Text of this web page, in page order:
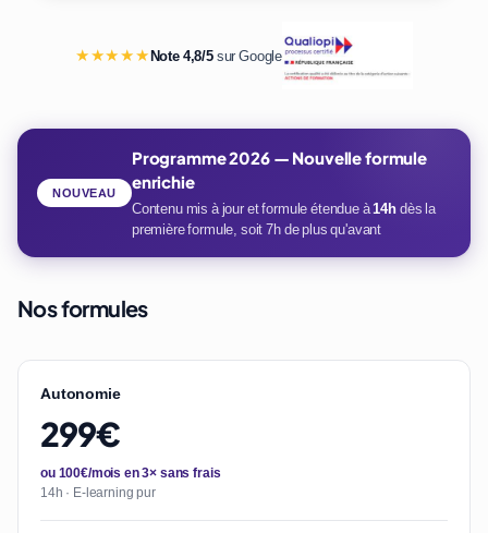
★★★★★Note 4,8/5sur Google
Programme 2026 — Nouvelle formule
enrichie
Contenu mis à jour et formule étendue à14hdès la
première formule, soit 7h de plus qu'avant
NOUVEAU
Nos formules
Autonomie
299€
ou 100€/mois en 3× sans frais
14h · E-learning pur